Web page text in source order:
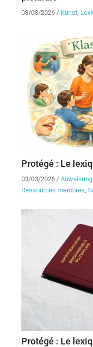
03/03/2026/ Kunst,
Protégé : Le
03/03/2026/
Ressources membres,
Protégé : Le